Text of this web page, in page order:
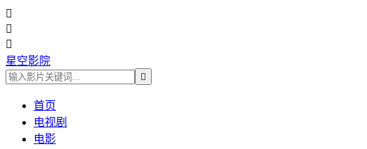



星空影院

首页
电视剧
电影